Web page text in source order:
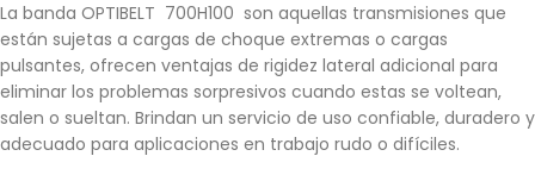
La banda OPTIBELT 700H100 son aquellas transmisiones que
están sujetas a cargas de choque extremas o cargas
pulsantes, ofrecen ventajas de rigidez lateral adicional para
eliminar los problemas sorpresivos cuando estas se voltean,
salen o sueltan. Brindan un servicio de uso confiable, duradero y
adecuado para aplicaciones en trabajo rudo o difíciles.